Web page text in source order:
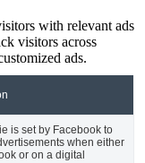
with relevant ads
visitors across
ads.
is set by Facebook to
when either
or on a digital